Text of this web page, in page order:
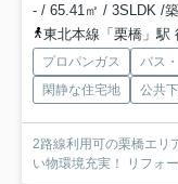
- / 65.41㎡ / 3SLDK /
東北本線「栗橋」駅
プロパンガス バス
閑静な住宅地
公共
2路線利用可の栗橋エリ
い物環境充実！ リフォ